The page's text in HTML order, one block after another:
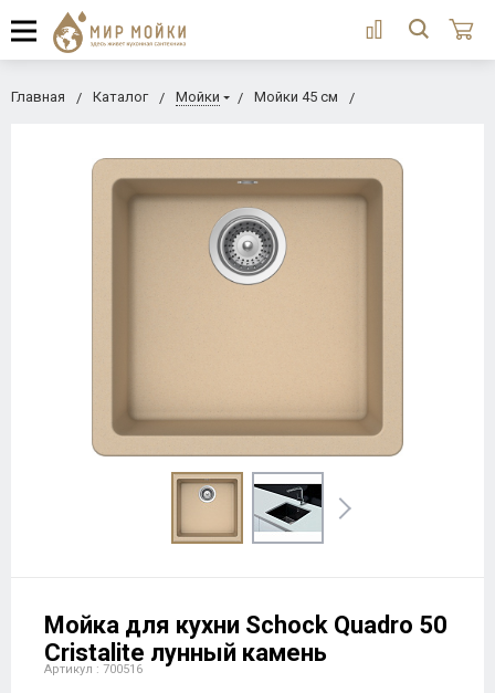
Главная Каталог Мойки Мойки 45 см
Мойка для кухни Schock Quadro 50
Cristalite лунный камень
Артикул : 700516